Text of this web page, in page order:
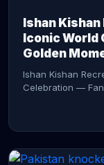
Ishan
Iconic World
Golden
Ishan Kishan
Celebration —